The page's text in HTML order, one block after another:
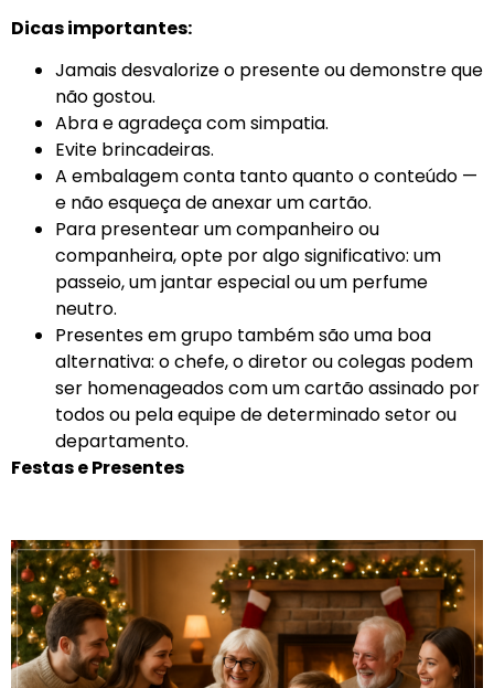
Dicas importantes:
Jamais desvalorize o presente ou demonstre que
não gostou.
Abra e agradeça com simpatia.
Evite brincadeiras.
A embalagem conta tanto quanto o conteúdo —
e não esqueça de anexar um cartão.
Para presentear um companheiro ou
companheira, opte por algo significativo: um
passeio, um jantar especial ou um perfume
neutro.
Presentes em grupo também são uma boa
alternativa: o chefe, o diretor ou colegas podem
ser homenageados com um cartão assinado por
todos ou pela equipe de determinado setor ou
departamento.
Festas e Presentes